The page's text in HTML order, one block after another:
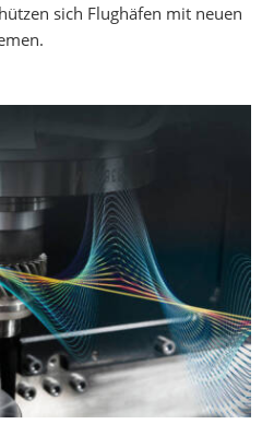
sich Flughäfen mit neuen